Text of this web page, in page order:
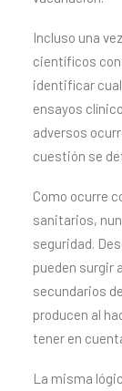
Incluso una
científicos
identificar
ensayos
adversos
cuestión se
Como ocurre
sanitarios,
seguridad.
pueden surgir
secundarios
producen al
tener en
La misma